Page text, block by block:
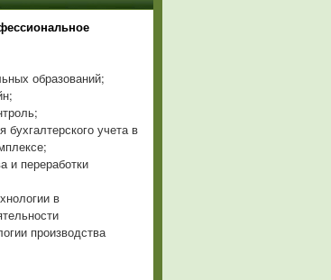
образований;
учета в
и переработки
в
производства